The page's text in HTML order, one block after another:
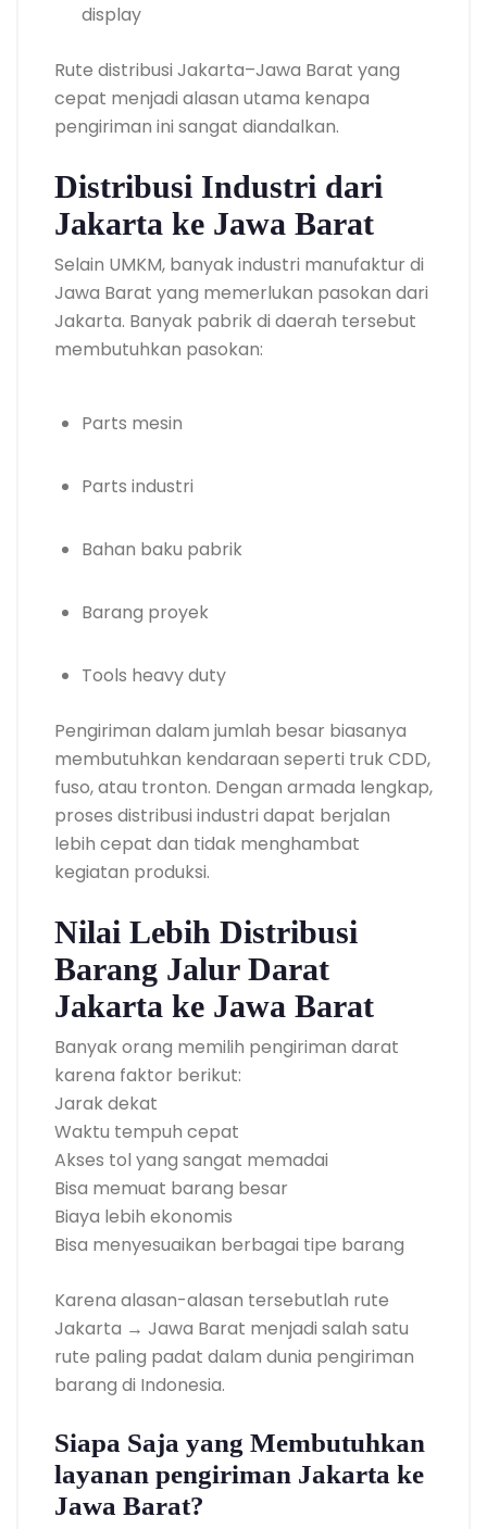
display
Rute distribusi Jakarta–Jawa Barat yang
cepat menjadi alasan utama kenapa
pengiriman ini sangat diandalkan.
Distribusi Industri dari
Jakarta ke Jawa Barat
Selain UMKM, banyak industri manufaktur di
Jawa Barat yang memerlukan pasokan dari
Jakarta. Banyak pabrik di daerah tersebut
membutuhkan pasokan:
Parts mesin
Parts industri
Bahan baku pabrik
Barang proyek
Tools heavy duty
Pengiriman dalam jumlah besar biasanya
membutuhkan kendaraan seperti truk CDD,
fuso, atau tronton. Dengan armada lengkap,
proses distribusi industri dapat berjalan
lebih cepat dan tidak menghambat
kegiatan produksi.
Nilai Lebih Distribusi
Barang Jalur Darat
Jakarta ke Jawa Barat
Banyak orang memilih pengiriman darat
karena faktor berikut:
Jarak dekat
Waktu tempuh cepat
Akses tol yang sangat memadai
Bisa memuat barang besar
Biaya lebih ekonomis
Bisa menyesuaikan berbagai tipe barang
Karena alasan-alasan tersebutlah rute
Jakarta → Jawa Barat menjadi salah satu
rute paling padat dalam dunia pengiriman
barang di Indonesia.
Siapa Saja yang Membutuhkan
layanan pengiriman Jakarta ke
Jawa Barat?